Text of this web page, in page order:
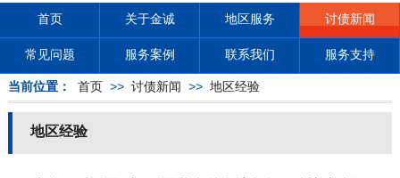
首页 关于金诚 地区服务 讨债新闻
常见问题 服务案例 联系我们 服务支持
当前位置： 首页 >> 讨债新闻 >> 地区经验
地区经验